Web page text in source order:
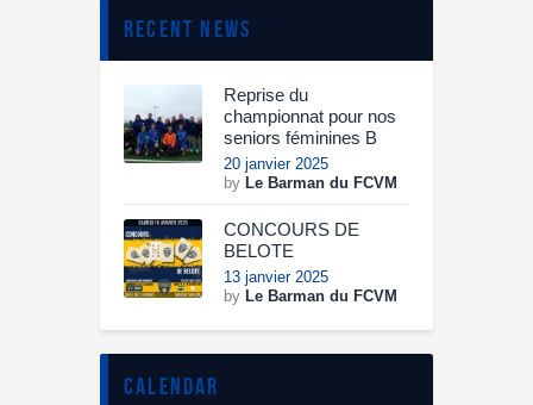
recent news
Reprise du
championnat pour nos
seniors féminines B
20 janvier 2025
by Le Barman du FCVM
CONCOURS DE
BELOTE
13 janvier 2025
by Le Barman du FCVM
calendar